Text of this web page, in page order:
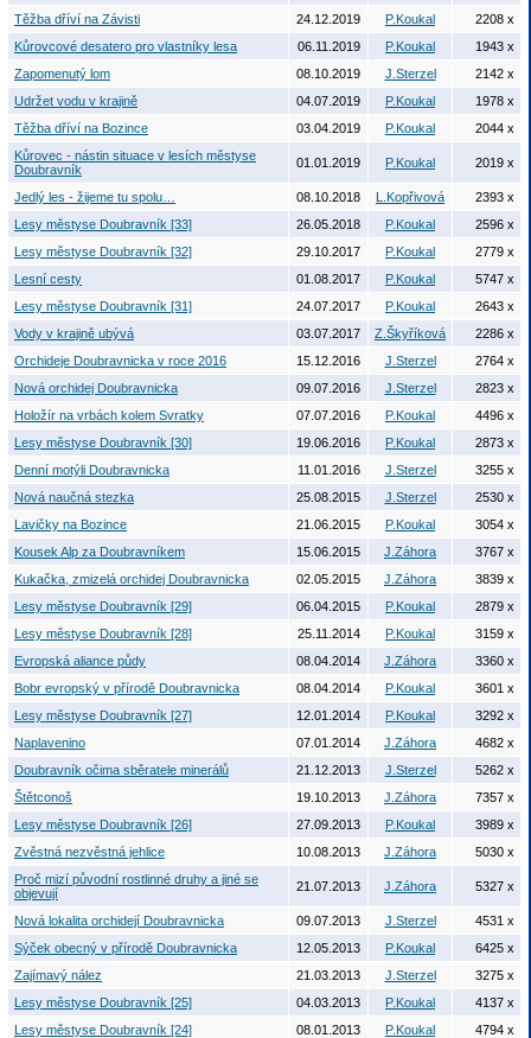
Těžba dříví na Závisti
24.12.2019 P.Koukal
2208 x
Kůrovcové desatero pro vlastníky lesa
06.11.2019 P.Koukal
1943 x
Zapomenutý lom
08.10.2019 J.Sterzel
2142 x
Udržet vodu v krajině
04.07.2019 P.Koukal
1978 x
Těžba dříví na Bozince
03.04.2019 P.Koukal
2044 x
Kůrovec - nástin situace v lesích městyse
Doubravník
01.01.2019 P.Koukal 2019 x
Jedlý les - žijeme tu spolu… 08.10.2018 L.Kopřivová
2393 x
Lesy městyse Doubravník [33]
26.05.2018 P.Koukal
2596 x
Lesy městyse Doubravník [32]
29.10.2017 P.Koukal
2779 x
Lesní cesty
01.08.2017 P.Koukal
5747 x
Lesy městyse Doubravník [31]
24.07.2017 P.Koukal
2643 x
Vody v krajině ubývá
03.07.2017 Z.Škyříková
2286 x
Orchideje Doubravnicka v roce 2016
15.12.2016 J.Sterzel
2764 x
Nová orchidej Doubravnicka
09.07.2016 J.Sterzel
2823 x
Holožír na vrbách kolem Svratky
07.07.2016 P.Koukal
4496 x
Lesy městyse Doubravník [30]
19.06.2016 P.Koukal
2873 x
Denní motýli Doubravnicka
11.01.2016 J.Sterzel
3255 x
Nová naučná stezka
25.08.2015 J.Sterzel
2530 x
Lavičky na Bozince
21.06.2015 P.Koukal
3054 x
Kousek Alp za Doubravníkem
15.06.2015 J.Záhora
3767 x
Kukačka, zmizelá orchidej Doubravnicka
02.05.2015 J.Záhora
3839 x
Lesy městyse Doubravník [29]
06.04.2015 P.Koukal
2879 x
Lesy městyse Doubravník [28]
25.11.2014 P.Koukal
3159 x
Evropská aliance půdy
08.04.2014 J.Záhora
3360 x
Bobr evropský v přírodě Doubravnicka
08.04.2014 P.Koukal
3601 x
Lesy městyse Doubravník [27]
12.01.2014 P.Koukal
3292 x
Naplavenino
07.01.2014 J.Záhora
4682 x
Doubravník očima sběratele minerálů
21.12.2013 J.Sterzel
5262 x
Štětconoš
19.10.2013 J.Záhora
7357 x
Lesy městyse Doubravník [26]
27.09.2013 P.Koukal
3989 x
Zvěstná nezvěstná jehlice
10.08.2013 J.Záhora
5030 x
Proč mizí původní rostlinné druhy a jiné se
objevují
21.07.2013 J.Záhora 5327 x
Nová lokalita orchidejí Doubravnicka 09.07.2013 J.Sterzel
4531 x
Sýček obecný v přírodě Doubravnicka
12.05.2013 P.Koukal
6425 x
Zajímavý nález
21.03.2013 J.Sterzel
3275 x
Lesy městyse Doubravník [25]
04.03.2013 P.Koukal
4137 x
Lesy městyse Doubravník [24]
08.01.2013 P.Koukal
4794 x